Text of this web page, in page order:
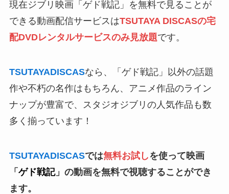
現在ジブリ映画「ゲド戦記」を無料で見ることが
できる動画配信サービスはTSUTAYA DISCASの宅
配DVDレンタルサービスのみ見放題です。
TSUTAYADISCASなら、「ゲド戦記」以外の話題
作や不朽の名作はもちろん、アニメ作品のライン
ナップが豊富で、スタジオジブリの人気作品も数
多く揃っています！
TSUTAYADISCASでは無料お試し を使って映画
「 ゲド戦記」の動画を無料で視聴することができ
ます。